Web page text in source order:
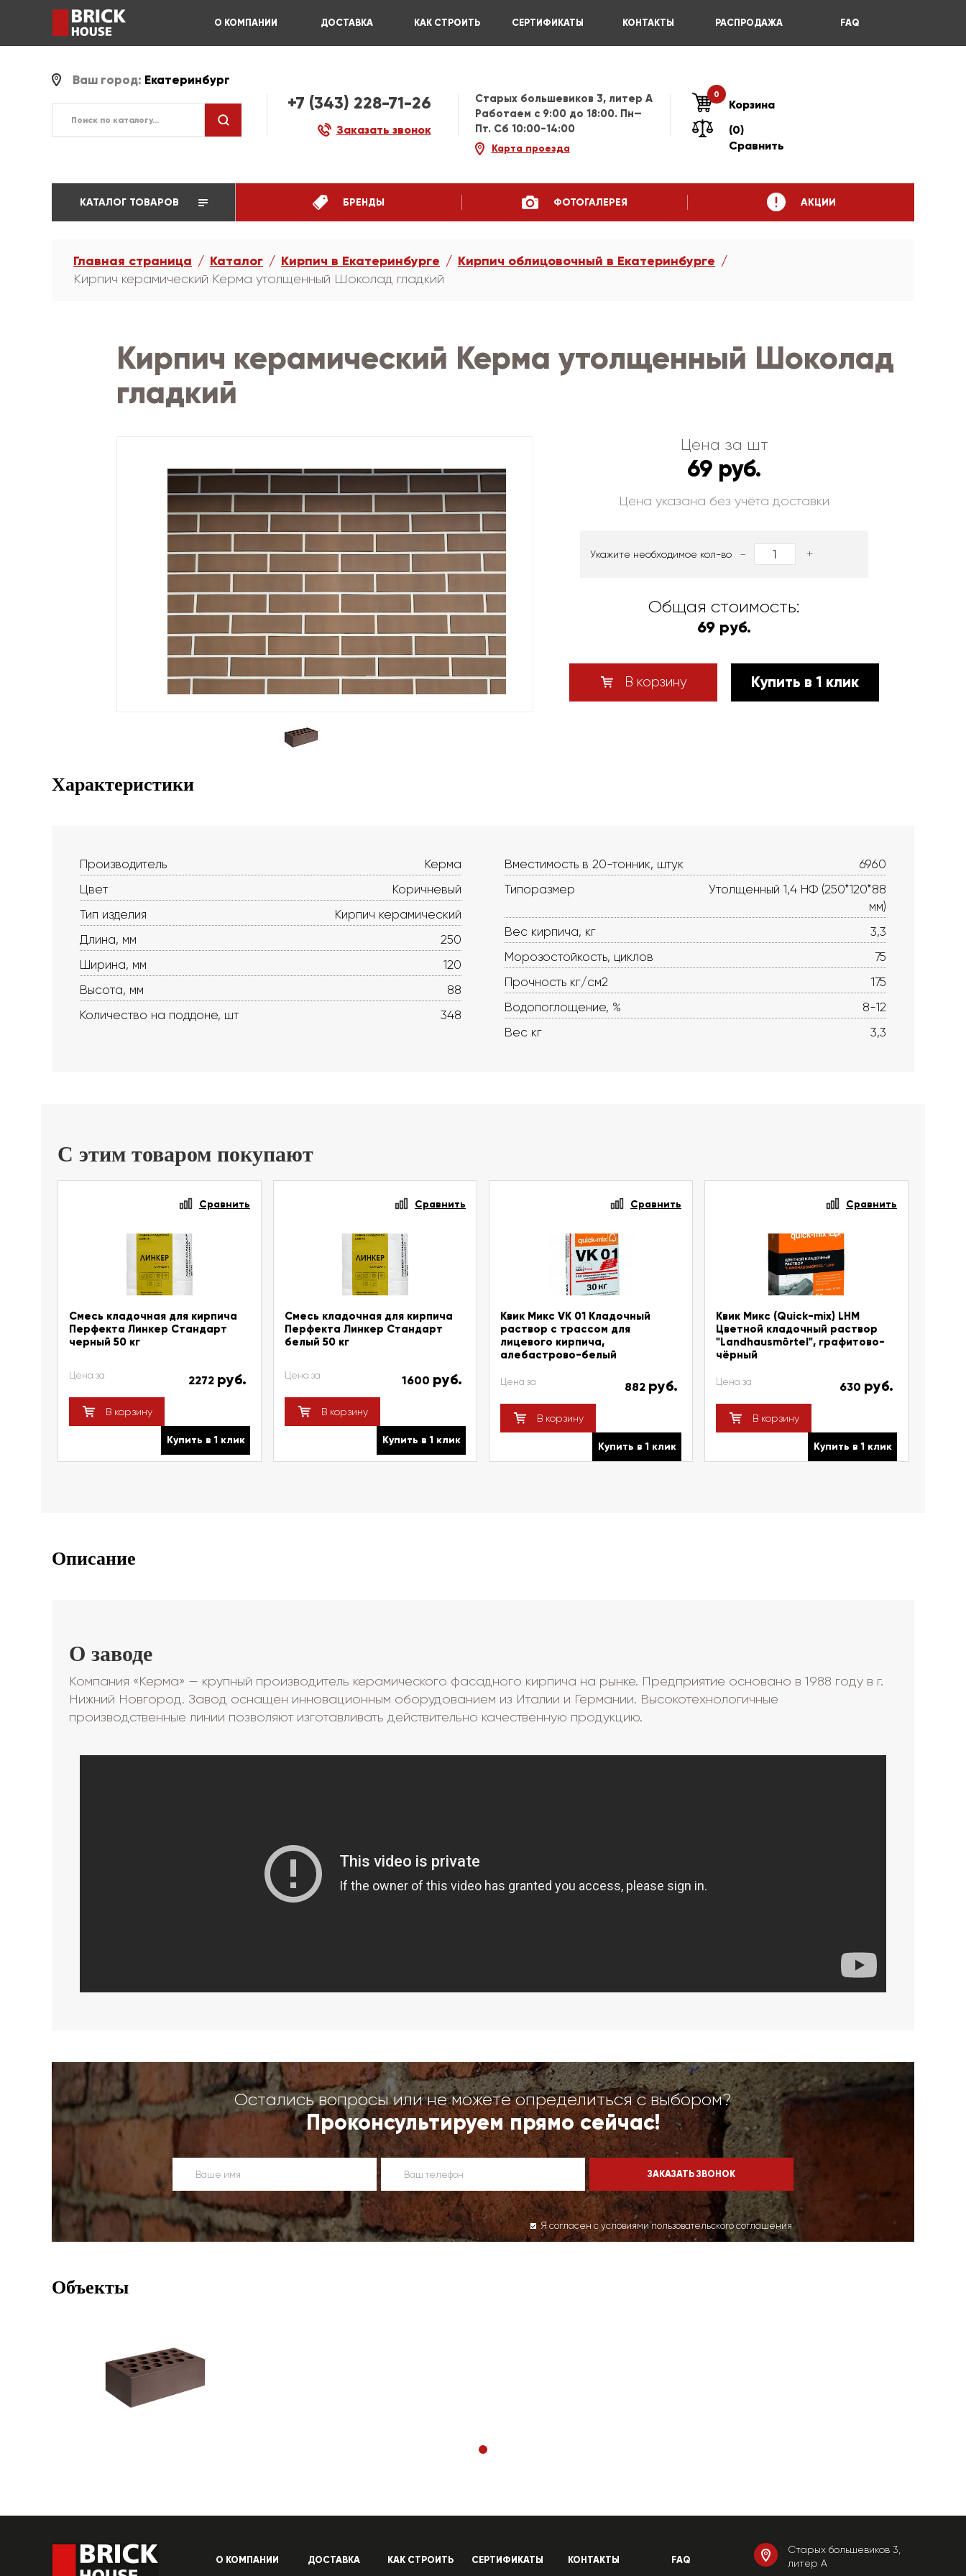
О КОМПАНИИ ДОСТАВКА КАК СТРОИТЬ СЕРТИФИКАТЫ КОНТАКТЫ РАСПРОДАЖА FAQ
Ваш город: Екатеринбург
+7 (343) 228-71-26
Заказать звонок
Старых большевиков 3, литер А
Работаем c 9:00 до 18:00. Пн—
Пт. Сб 10:00-14:00
Карта проезда
0
Корзина
(0)
Сравнить
КАТАЛОГ ТОВАРОВ БРЕНДЫ ФОТОГАЛЕРЕЯ АКЦИИ
Главная страница Каталог Кирпич в Екатеринбурге Кирпич облицовочный в Екатеринбурге
Кирпич керамический Керма утолщенный Шоколад гладкий
Кирпич керамический Керма утолщенный Шоколад
гладкий
Цена за шт
69 руб.
Цена указана без учёта доставки
Укажите необходимое кол-во - +
Общая стоимость:
69 руб.
В корзину Купить в 1 клик
Характеристики
Производитель
Керма
Цвет
Коричневый
Тип изделия
Кирпич керамический
Длина, мм
250
Ширина, мм
120
Высота, мм
88
Количество на поддоне, шт
348
Вместимость в 20-тонник, штук
6960
Типоразмер
Утолщенный 1,4 НФ (250*120*88
мм)
Вес кирпича, кг
3,3
Морозостойкость, циклов
75
Прочность кг/см2
175
Водопоглощение, %
8-12
Вес кг
3,3
С этим товаром покупают
Сравнить
Смесь кладочная для кирпича
Перфекта Линкер Стандарт
черный 50 кг
Цена за 2272 руб.
В корзину
Купить в 1 клик
Сравнить
Смесь кладочная для кирпича
Перфекта Линкер Стандарт
белый 50 кг
Цена за 1600 руб.
В корзину
Купить в 1 клик
Сравнить
Квик Микс VK 01 Кладочный
раствор с трассом для
лицевого кирпича,
алебастрово-белый
Цена за 882 руб.
В корзину
Купить в 1 клик
Сравнить
Квик Микс (Quick-mix) LHM
Цветной кладочный раствор
"Landhausmörtel", графитово-
чёрный
Цена за 630 руб.
В корзину
Купить в 1 клик
Описание
О заводе
Компания «Керма» — крупный производитель керамического фасадного кирпича на рынке. Предприятие основано в 1988 году в г.
Нижний Новгород. Завод оснащен инновационным оборудованием из Италии и Германии. Высокотехнологичные
производственные линии позволяют изготавливать действительно качественную продукцию.
Остались вопросы или не можете определиться с выбором?
Проконсультируем прямо сейчас!
Я согласен с условиями пользовательского соглашения
Объекты
О КОМПАНИИ ДОСТАВКА КАК СТРОИТЬ СЕРТИФИКАТЫ КОНТАКТЫ FAQ
Старых большевиков 3,
литер А